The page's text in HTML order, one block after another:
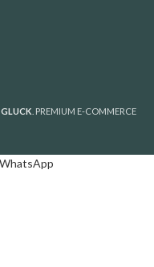
. PREMIUM E-COMMERCE
WhatsApp